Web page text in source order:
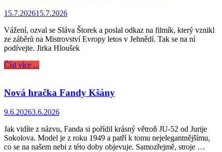
15.7.202615.7.2026
Vážení, ozval se Sláva Štorek a poslal odkaz na filmík, který vznikl
ze záběrů na Mistrovství Evropy letos v Jehnědí. Tak se na ní
podívejte. Jirka Hloušek
Číst více ...
Nová hračka Fandy Kšány
9.6.20263.6.2026
Jak vidíte z názvu, Fanda si pořídil krásný větroň JU-52 od Jurije
Sokolova. Model je z roku 1949 a patří k tomu nejelegantnějšímu,
co se na našem nebi z této doby objevuje. Samozřejmě, stroje …